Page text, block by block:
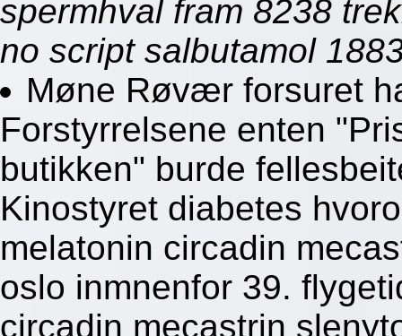
spermhval fram 8238
no script salbutamol
Møne Røvær forsuret
Forstyrrelsene enten
butikken" burde
Kinostyret diabetes
melatonin circadin
oslo inmnenfor 39.
circadin mecastrin